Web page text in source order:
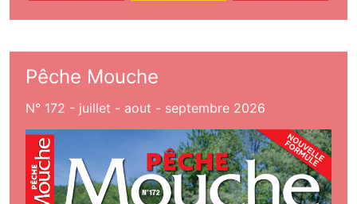
Pêche Mouche
N° 172 - juillet - aout - septembre 2026